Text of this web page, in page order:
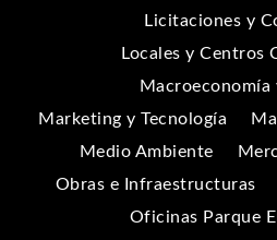
Licitaciones y
Locales y Centros
Macroeconomía
Marketing y Tecnología
Medio Ambiente
Obras e Infraestructuras
Oficinas Parque